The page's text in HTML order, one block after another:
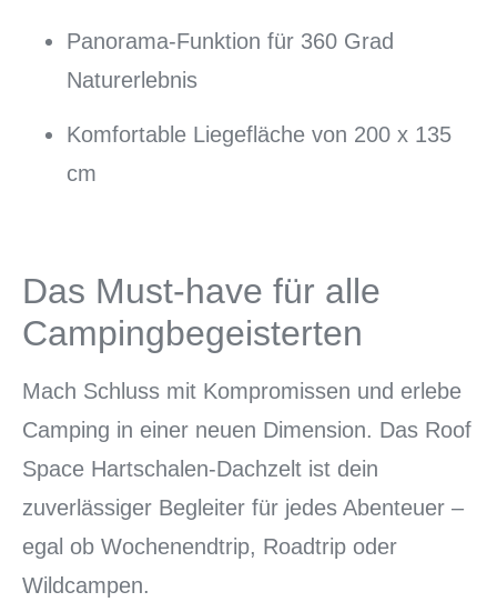
Panorama-Funktion für 360 Grad
Naturerlebnis
Komfortable Liegefläche von 200 x 135
cm
Das Must-have für alle
Campingbegeisterten
Mach Schluss mit Kompromissen und erlebe
Camping in einer neuen Dimension. Das Roof
Space Hartschalen-Dachzelt ist dein
zuverlässiger Begleiter für jedes Abenteuer –
egal ob Wochenendtrip, Roadtrip oder
Wildcampen.